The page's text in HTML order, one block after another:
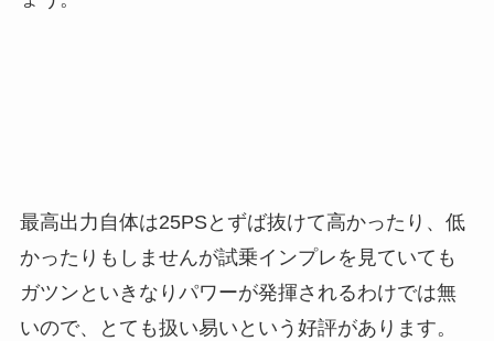
最高出力自体は25PSとずば抜けて高かったり、低
かったりもしませんが試乗インプレを見ていても
ガツンといきなりパワーが発揮されるわけでは無
いので、とても扱い易いという好評があります。